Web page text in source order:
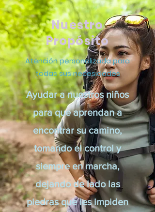
Nuestro
Propósito
Atención personalizada para
todas sus necesidades
Ayudar a nuestros niños
para que aprendan a
encontrar su camino,
tomando el control y
siempre en marcha,
dejando de lado las
piedras que les impiden